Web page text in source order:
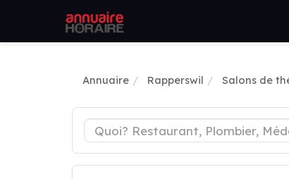
Annuaire Rapperswil Salons de